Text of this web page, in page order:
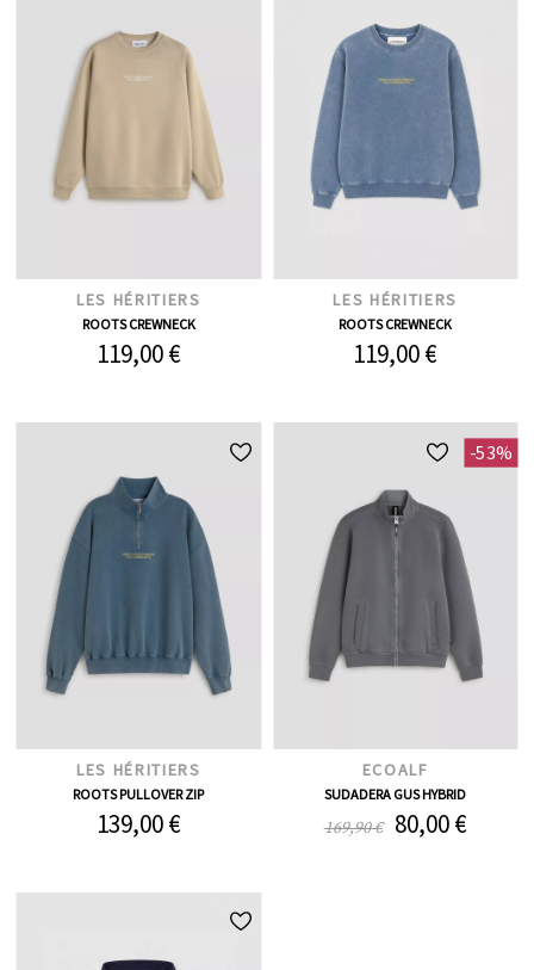
LES HÉRITIERS
ROOTS CREWNECK
119,00 €
LES HÉRITIERS
ROOTS CREWNECK
119,00 €
LES HÉRITIERS
ROOTS PULLOVER ZIP
139,00 €
-53%
ECOALF
SUDADERA GUS HYBRID
169,90 € 80,00 €